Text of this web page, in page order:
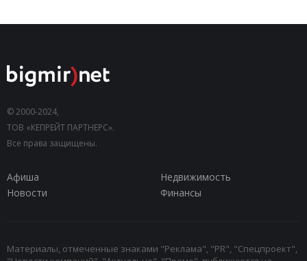
© 2000-2024,
ТОВ «КЕПРЕЙТ ПАРТНЕРС».
Все права защищены.
Афиша
Недвижимость
Новости
Финансы
Материалы, отмеченные знаками "Реклама", "PR", "Спецпроект",